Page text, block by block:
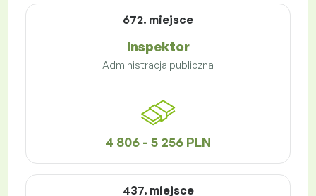
672. miejsce
Inspektor
Administracja publiczna
4 806 - 5 256 PLN
437. miejsce